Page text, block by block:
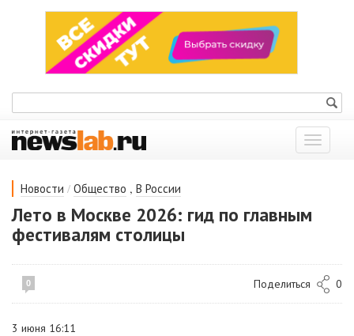
Показать
меню
Новости / Общество , В России
Лето в Москве 2026: гид по главным
фестивалям столицы
0 Поделиться 0
3 июня 16:11